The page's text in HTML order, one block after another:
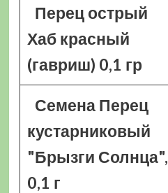
Перец острый
Хаб красный
(гавриш) 0,1 гр
Семена Перец
кустарниковый
"Брызги Солнца",
0,1 г